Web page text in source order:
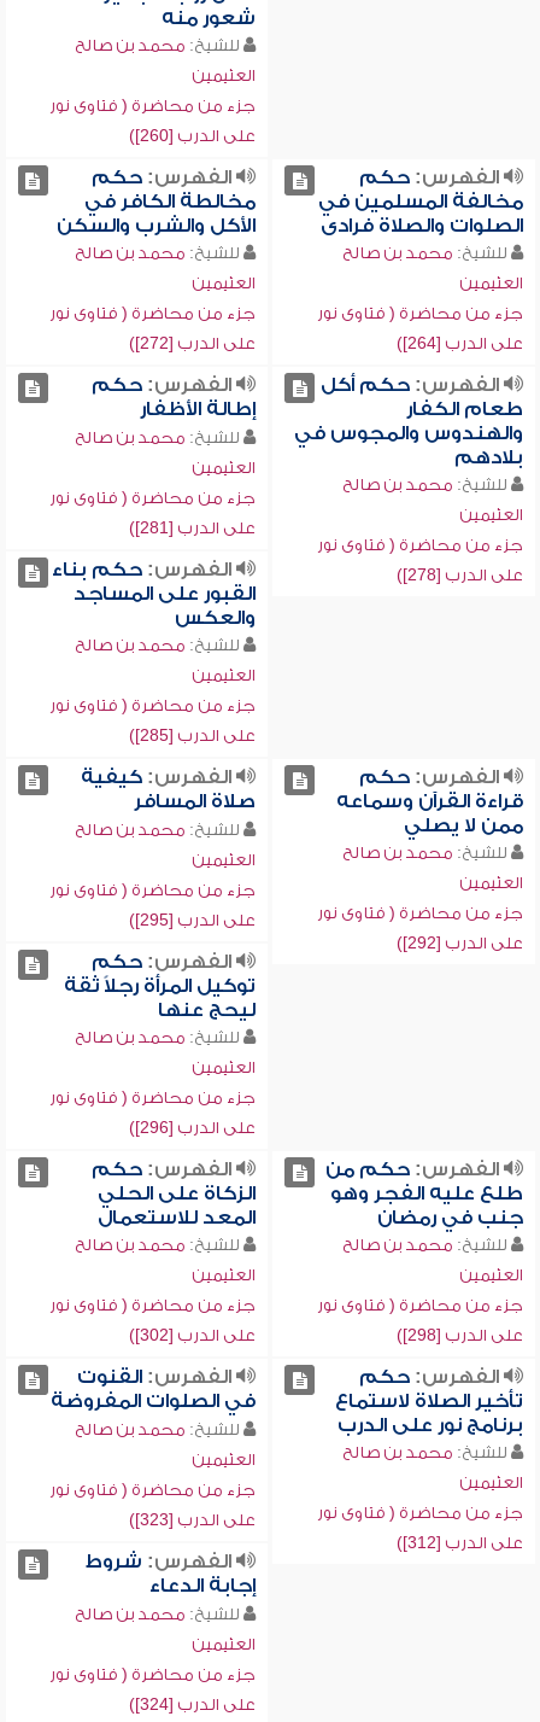
شعور منه
للشيخ: محمد بن صالح
العثيمين
جزء من محاضرة ( فتاوى نور
على الدرب [260])
الفهرس:حكم
مخالفة المسلمين في
الصلوات والصلاة فرادى
للشيخ: محمد بن صالح
العثيمين
جزء من محاضرة ( فتاوى نور
على الدرب [264])
الفهرس:حكم
مخالطة الكافر في
الأكل والشرب والسكن
للشيخ: محمد بن صالح
العثيمين
جزء من محاضرة ( فتاوى نور
على الدرب [272])
الفهرس:حكم أكل
طعام الكفار
والهندوس والمجوس في
بلادهم
للشيخ: محمد بن صالح
العثيمين
جزء من محاضرة ( فتاوى نور
على الدرب [278])
الفهرس:حكم
إطالة الأظفار
للشيخ: محمد بن صالح
العثيمين
جزء من محاضرة ( فتاوى نور
على الدرب [281])
الفهرس:حكم بناء
القبور على المساجد
والعكس
للشيخ: محمد بن صالح
العثيمين
جزء من محاضرة ( فتاوى نور
على الدرب [285])
الفهرس:حكم
قراءة القرآن وسماعه
ممن لا يصلي
للشيخ: محمد بن صالح
العثيمين
جزء من محاضرة ( فتاوى نور
على الدرب [292])
الفهرس:كيفية
صلاة المسافر
للشيخ: محمد بن صالح
العثيمين
جزء من محاضرة ( فتاوى نور
على الدرب [295])
الفهرس:حكم
توكيل المرأة رجلاً ثقة
ليحج عنها
للشيخ: محمد بن صالح
العثيمين
جزء من محاضرة ( فتاوى نور
على الدرب [296])
الفهرس:حكم من
طلع عليه الفجر وهو
جنب في رمضان
للشيخ: محمد بن صالح
العثيمين
جزء من محاضرة ( فتاوى نور
على الدرب [298])
الفهرس:حكم
الزكاة على الحلي
المعد للاستعمال
للشيخ: محمد بن صالح
العثيمين
جزء من محاضرة ( فتاوى نور
على الدرب [302])
الفهرس:حكم
تأخير الصلاة لاستماع
برنامج نور على الدرب
للشيخ: محمد بن صالح
العثيمين
جزء من محاضرة ( فتاوى نور
على الدرب [312])
الفهرس:القنوت
في الصلوات المفروضة
للشيخ: محمد بن صالح
العثيمين
جزء من محاضرة ( فتاوى نور
على الدرب [323])
الفهرس: شروط
إجابة الدعاء
للشيخ: محمد بن صالح
العثيمين
جزء من محاضرة ( فتاوى نور
على الدرب [324])